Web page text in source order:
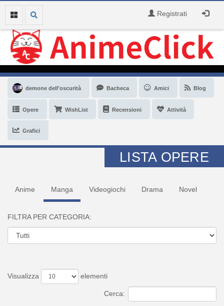
Registrati
demone dell'oscurità Bacheca Amici Blog
Opere WishList Recensioni Attività
Grafici
LISTA OPERE
Anime Manga Videogiochi Drama Novel
FILTRA PER CATEGORIA:
Visualizza elementi
Cerca: